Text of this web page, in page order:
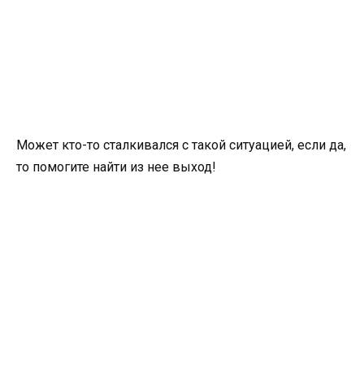
Может кто-то сталкивался с такой ситуацией, если да,
то помогите найти из нее выход!